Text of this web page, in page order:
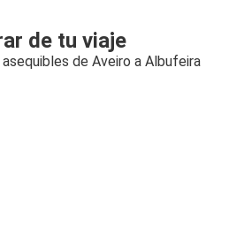
de tu viaje
de Aveiro a Albufeira